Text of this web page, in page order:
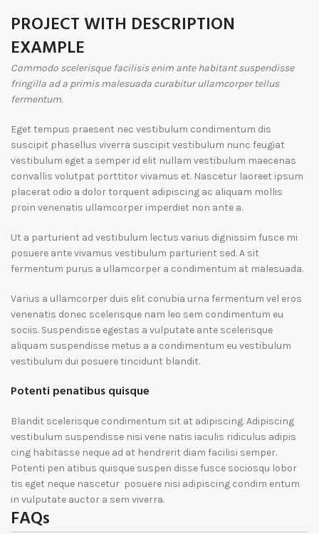
PROJECT WITH DESCRIPTION
EXAMPLE
Commodo scelerisque facilisis enim ante habitant suspendisse
fringilla ad a primis malesuada curabitur ullamcorper tellus
fermentum.
Eget tempus praesent nec vestibulum condimentum dis
suscipit phasellus viverra suscipit vestibulum nunc feugiat
vestibulum eget a semper id elit nullam vestibulum maecenas
convallis volutpat porttitor vivamus et. Nascetur laoreet ipsum
placerat odio a dolor torquent adipiscing ac aliquam mollis
proin venenatis ullamcorper imperdiet non ante a.
Ut a parturient ad vestibulum lectus varius dignissim fusce mi
posuere ante vivamus vestibulum parturient sed. A sit
fermentum purus a ullamcorper a condimentum at malesuada.
Varius a ullamcorper duis elit conubia urna fermentum vel eros
venenatis donec scelerisque nam leo sem condimentum eu
sociis. Suspendisse egestas a vulputate ante scelerisque
aliquam suspendisse metus a a condimentum eu vestibulum
vestibulum dui posuere tincidunt blandit.
Potenti penatibus quisque
Blandit scelerisque condimentum sit at adipiscing. Adipiscing
vestibulum suspendisse nisi vene natis iaculis ridiculus adipis
cing habitasse neque ad at hendrerit diam facilisi semper.
Potenti pen atibus quisque suspen disse fusce sociosqu lobor
tis eget neque nascetur posuere nisi adipiscing condim entum
in vulputate auctor a sem viverra.
FAQs